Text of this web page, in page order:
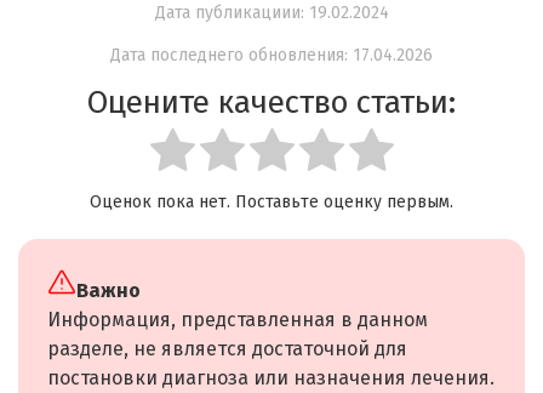
Дата публикациии: 19.02.2024
Дата последнего обновления: 17.04.2026
Оцените качество статьи:
Оценок пока нет. Поставьте оценку первым.
Важно
Информация, представленная в данном
разделе, не является достаточной для
постановки диагноза или назначения лечения.